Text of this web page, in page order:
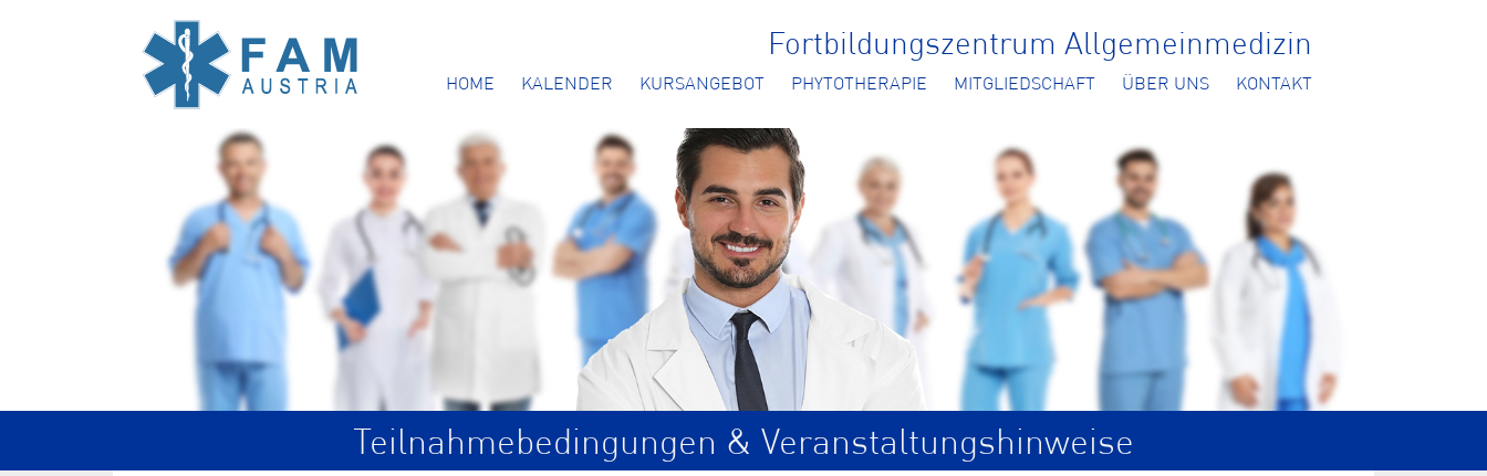
Fortbildungszentrum Allgemeinmedizin
HOME KALENDER KURSANGEBOT PHYTOTHERAPIE MITGLIEDSCHAFT ÜBER UNS KONTAKT
Teilnahmebedingungen & Veranstaltungshinweise